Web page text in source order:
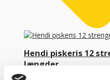
Hendi piskeris 12
længder